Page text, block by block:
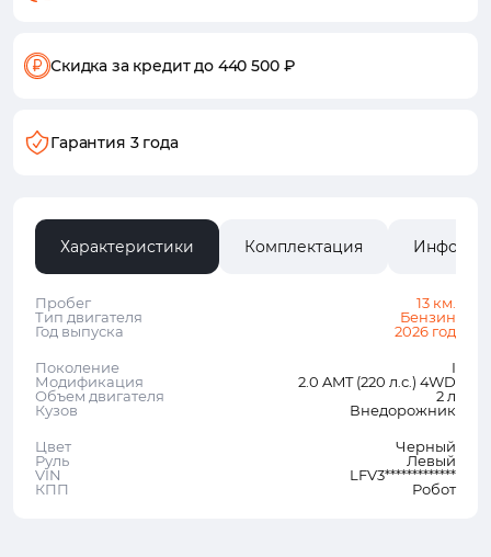
Скидка за кредитдо 440 500 ₽
Гарантия 3 года
Характеристики Комплектация
Пробег
13 км.
Тип двигателя
Бензин
Год выпуска
2026 год
Поколение
I
Модификация
2.0 AMT (220 л.с.) 4WD
Объем двигателя
2 л
Кузов
Внедорожник
Цвет
Черный
Руль
Левый
VIN
LFV3*************
КПП
Робот